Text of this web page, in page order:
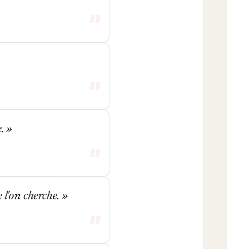
cherche.